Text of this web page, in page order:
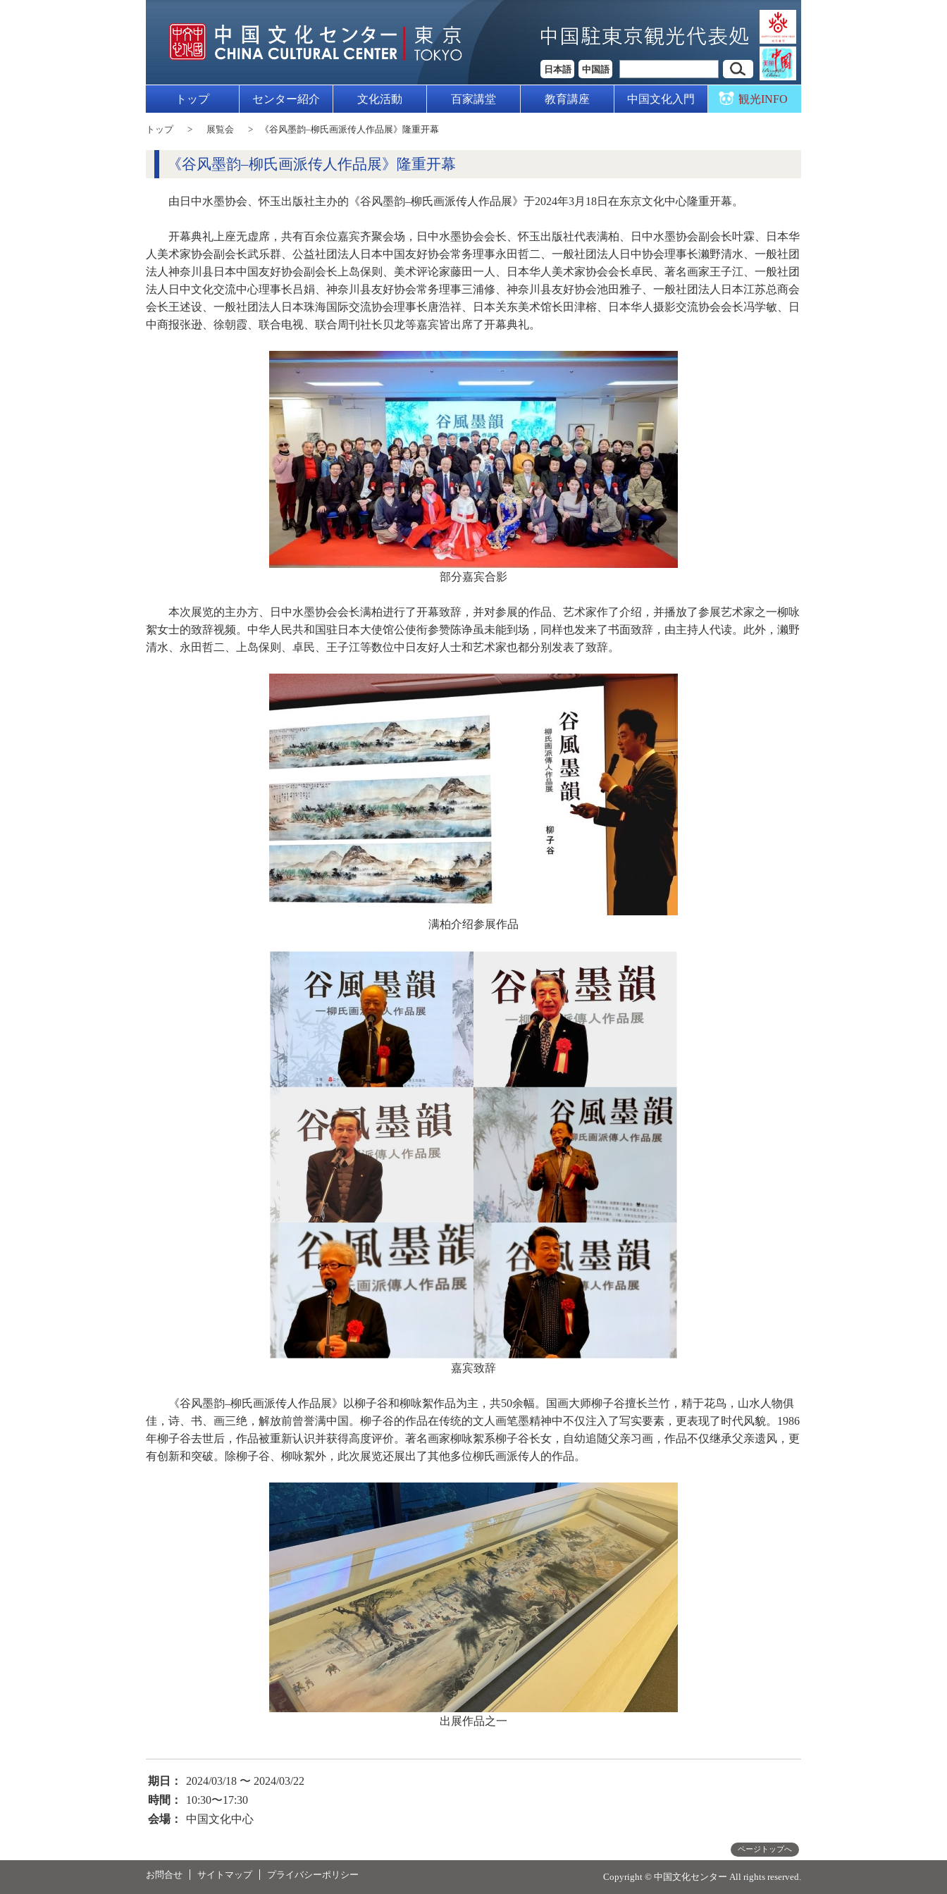
日本語 中国語
トップ センター紹介 文化活動 百家講堂 教育講座 中国文化入門 観光INFO
トップ 展覧会 《谷风墨韵–柳氏画派传人作品展》隆重开幕
《谷风墨韵–柳氏画派传人作品展》隆重开幕
由日中水墨协会、怀玉出版社主办的《谷风墨韵–柳氏画派传人作品展》于2024年3月18日在东京文化中心隆重开幕。
开幕典礼上座无虚席，共有百余位嘉宾齐聚会场，日中水墨协会会长、怀玉出版社代表满柏、日中水墨协会副会长叶霖、日本华
人美术家协会副会长武乐群、公益社团法人日本中国友好协会常务理事永田哲二、一般社团法人日中协会理事长濑野清水、一般社团
法人神奈川县日本中国友好协会副会长上岛保则、美术评论家藤田一人、日本华人美术家协会会长卓民、著名画家王子江、一般社团
法人日中文化交流中心理事长吕娟、神奈川县友好协会常务理事三浦修、神奈川县友好协会池田雅子、一般社团法人日本江苏总商会
会长王述设、一般社团法人日本珠海国际交流协会理事长唐浩祥、日本关东美术馆长田津榕、日本华人摄影交流协会会长冯学敏、日
中商报张逊、徐朝霞、联合电视、联合周刊社长贝龙等嘉宾皆出席了开幕典礼。
部分嘉宾合影
本次展览的主办方、日中水墨协会会长满柏进行了开幕致辞，并对参展的作品、艺术家作了介绍，并播放了参展艺术家之一柳咏
絮女士的致辞视频。中华人民共和国驻日本大使馆公使衔参赞陈诤虽未能到场，同样也发来了书面致辞，由主持人代读。此外，濑野
清水、永田哲二、上岛保则、卓民、王子江等数位中日友好人士和艺术家也都分别发表了致辞。
满柏介绍参展作品
嘉宾致辞
《谷风墨韵–柳氏画派传人作品展》以柳子谷和柳咏絮作品为主，共50余幅。国画大师柳子谷擅长兰竹，精于花鸟，山水人物俱
佳，诗、书、画三绝，解放前曾誉满中国。柳子谷的作品在传统的文人画笔墨精神中不仅注入了写实要素，更表现了时代风貌。1986
年柳子谷去世后，作品被重新认识并获得高度评价。著名画家柳咏絮系柳子谷长女，自幼追随父亲习画，作品不仅继承父亲遗风，更
有创新和突破。除柳子谷、柳咏絮外，此次展览还展出了其他多位柳氏画派传人的作品。
出展作品之一
期日：
2024/03/18 〜 2024/03/22
時間：
10:30〜17:30
会場：
中国文化中心
ページトップへ
お問合せ サイトマップ プライバシーポリシー Copyright © 中国文化センター All rights reserved.